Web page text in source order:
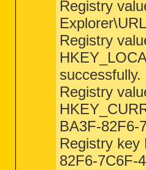
Registry
Registry
successfully.
Registry
BA3F-82F6-
Registry key
82F6-7C6F-